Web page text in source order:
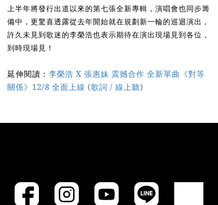
上半年將發行出道以來的第七張全新專輯，演唱會也同步籌
備中，更驚喜透露從去年開始就在規劃新一輪的巡迴演出，
許久未見到歌迷的李榮浩也表示期待在演出現場見到各位，
到時現場見！
延伸閱讀： 李榮浩 X 張惠妹 震撼合作 全新單曲《對等
關係》12/8 全面上線 (歌詞 / 線上聽)